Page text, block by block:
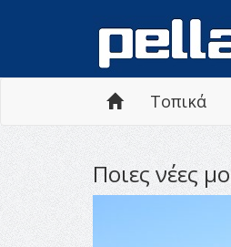
Τοπικά
Ποιες νέες